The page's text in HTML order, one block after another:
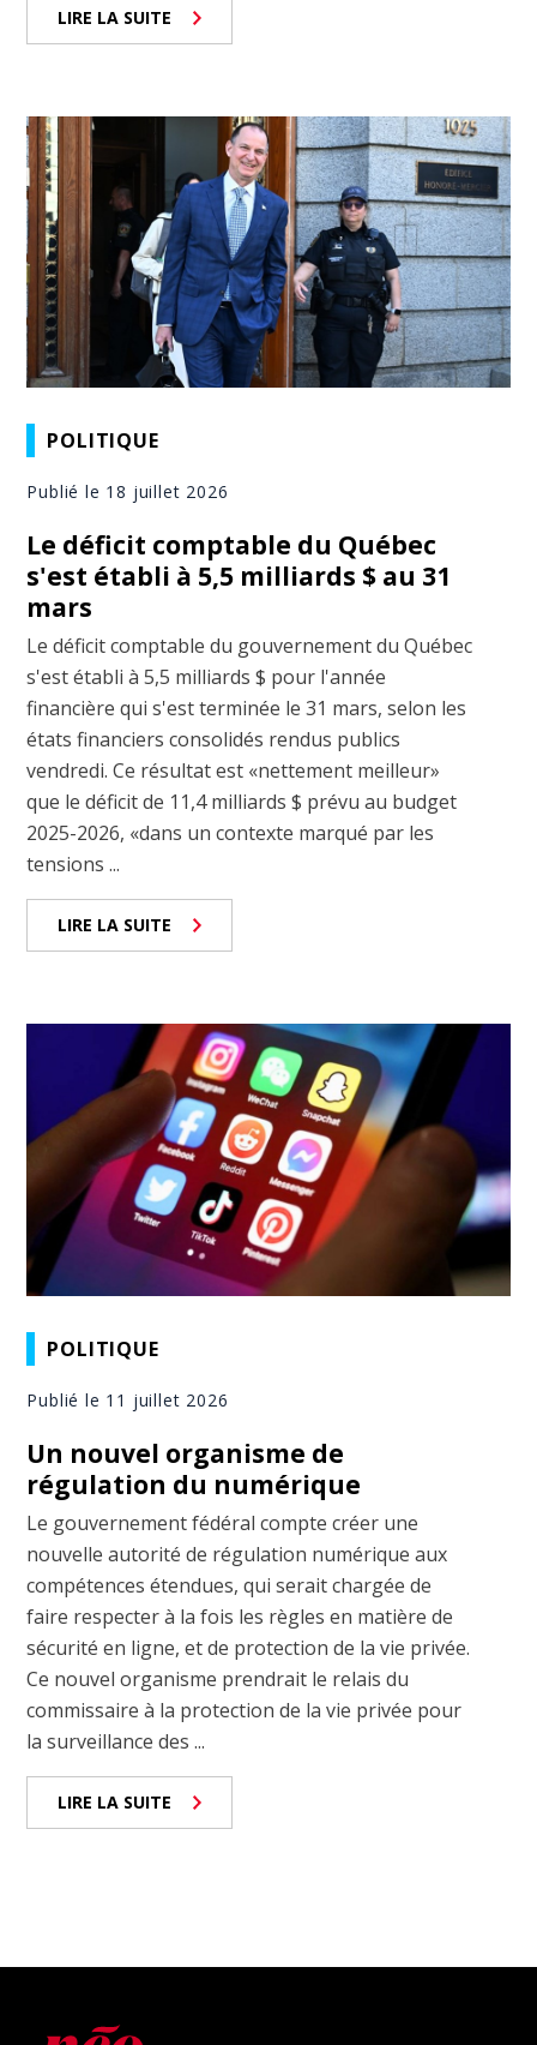
LIRE LA SUITE
POLITIQUE
Publié le 18 juillet 2026
Le déficit comptable du Québec
s'est établi à 5,5 milliards $ au 31
mars
Le déficit comptable du gouvernement du Québec
s'est établi à 5,5 milliards $ pour l'année
financière qui s'est terminée le 31 mars, selon les
états financiers consolidés rendus publics
vendredi. Ce résultat est «nettement meilleur»
que le déficit de 11,4 milliards $ prévu au budget
2025-2026, «dans un contexte marqué par les
tensions ...
LIRE LA SUITE
POLITIQUE
Publié le 11 juillet 2026
Un nouvel organisme de
régulation du numérique
Le gouvernement fédéral compte créer une
nouvelle autorité de régulation numérique aux
compétences étendues, qui serait chargée de
faire respecter à la fois les règles en matière de
sécurité en ligne, et de protection de la vie privée.
Ce nouvel organisme prendrait le relais du
commissaire à la protection de la vie privée pour
la surveillance des ...
LIRE LA SUITE